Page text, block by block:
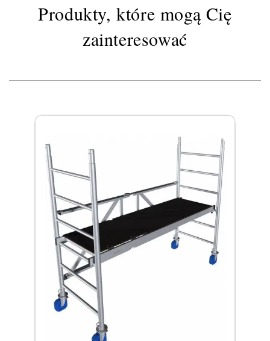
Produkty, które mogą Cię
zainteresować